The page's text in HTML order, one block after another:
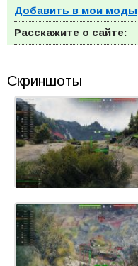
Добавить в мои моды
Расскажите о сайте:
Скриншоты